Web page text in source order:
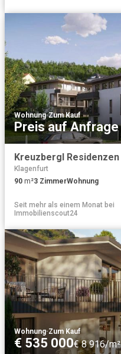
Wohnung·Zum Kauf
Preis auf Anfrage
Klagenfurt
90 m²3 ZimmerWohnung
Seit mehr als einem Monat bei
Immobilienscout24
Wohnung·Zum Kauf
€ 535 000€ 8 916/m²